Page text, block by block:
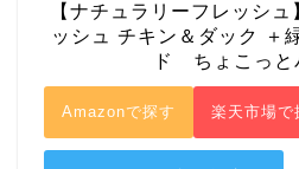
【ナチュラリーフレッシ
ッシュ チキン＆ダック ＋
ド ちょこっと
Amazonで探す 楽天市場で